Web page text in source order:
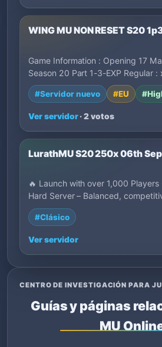
WING MU NON RESET S20
Game Information : Opening 17
Season 20 Part 1-3-EXP Regular
#Servidor nuevo #EU
Ver servidor· 2 votos
LurathMU S20 250x 06th
🔥 Launch with over 1,000
Hard Server – Balanced,
#Clásico
Ver servidor
CENTRO DE INVESTIGACIÓN PARA
Guías y páginas
MU